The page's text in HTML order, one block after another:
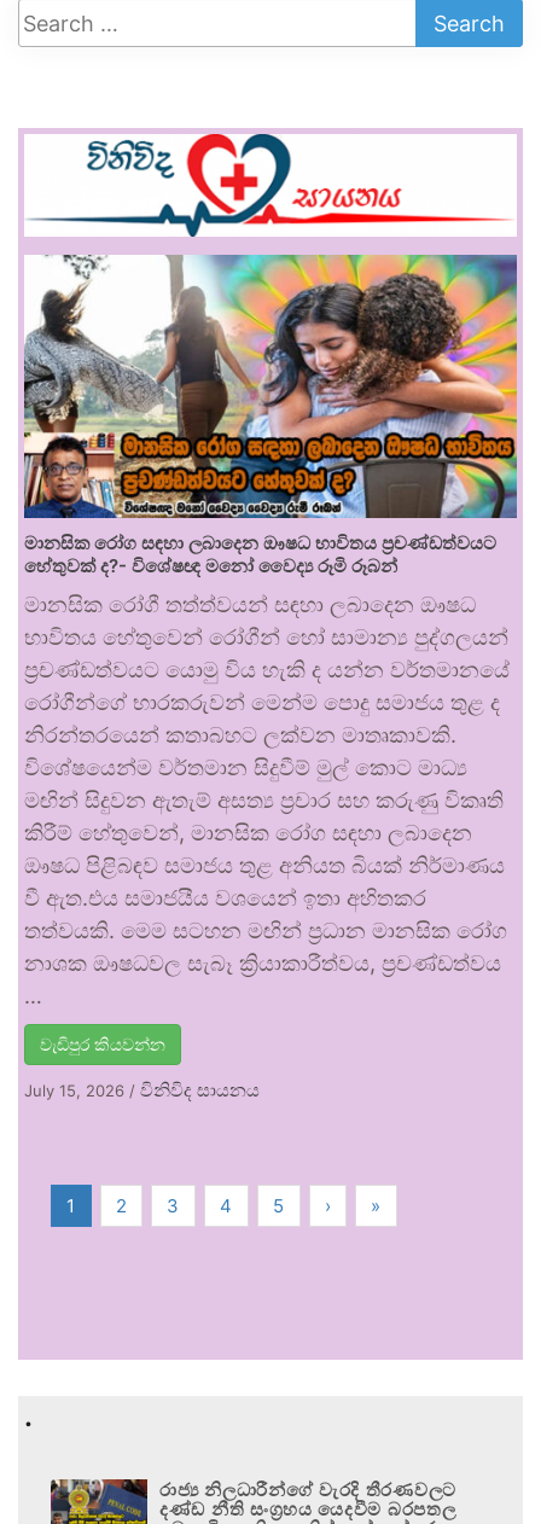
මානසික රෝග සඳහා ලබාදෙන ඖෂධ භාවිතය ප්‍රචණ්ඩත්වයට
හේතුවක් ද?- විශේෂඥ මනෝ වෛද්‍ය රූමි රූබන්
මානසික රෝගී තත්ත්වයන් සඳහා ලබාදෙන ඖෂධ
භාවිතය හේතුවෙන් රෝගීන් හෝ සාමාන්‍ය පුද්ගලයන්
ප්‍රචණ්ඩත්වයට යොමු විය හැකි ද යන්න වර්තමානයේ
රෝගීන්ගේ භාරකරුවන් මෙන්ම පොදු සමාජය තුළ ද
නිරන්තරයෙන් කතාබහට ලක්වන මාතෘකාවකි.
විශේෂයෙන්ම වර්තමාන සිදුවීම් මුල් කොට මාධ්‍ය
මඟින් සිදුවන ඇතැම් අසත්‍ය ප්‍රචාර සහ කරුණු විකෘති
කිරීම් හේතුවෙන්, මානසික රෝග සඳහා ලබාදෙන
ඖෂධ පිළිබඳව සමාජය තුළ අනියත බියක් නිර්මාණය
වී ඇත.එය සමාජයීය වශයෙන් ඉතා අහිතකර
තත්වයකි. මෙම සටහන මඟින් ප්‍රධාන මානසික රෝග
නාශක ඖෂධවල සැබෑ ක්‍රියාකාරීත්වය, ප්‍රචණ්ඩත්වය
…
වැඩිපුර කියවන්න
July 15, 2026 / විනිවිද සායනය
1 2 3 4 5 › »
.
රාජ්‍ය නිලධාරීන්ගේ වැරදි තීරණවලට
දණ්ඩ නීති සංග්‍රහය යෙදවීම බරපතල